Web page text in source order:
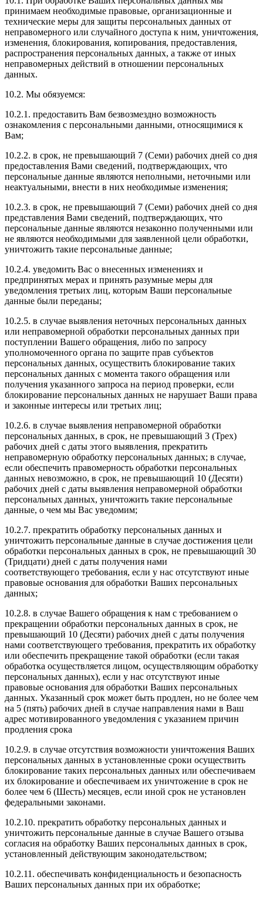
принимаем необходимые правовые, организационные и
технические меры для защиты персональных данных от
неправомерного или случайного доступа к ним, уничтожения,
изменения, блокирования, копирования, предоставления,
распространения персональных данных, а также от иных
неправомерных действий в отношении персональных
данных.
10.2. Мы обязуемся:
10.2.1. предоставить Вам безвозмездно возможность
ознакомления с персональными данными, относящимися к
Вам;
10.2.2. в срок, не превышающий 7 (Семи) рабочих дней со дня
предоставления Вами сведений, подтверждающих, что
персональные данные являются неполными, неточными или
неактуальными, внести в них необходимые изменения;
10.2.3. в срок, не превышающий 7 (Семи) рабочих дней со дня
представления Вами сведений, подтверждающих, что
персональные данные являются незаконно полученными или
не являются необходимыми для заявленной цели обработки,
уничтожить такие персональные данные;
10.2.4. уведомить Вас о внесенных изменениях и
предпринятых мерах и принять разумные меры для
уведомления третьих лиц, которым Ваши персональные
данные были переданы;
10.2.5. в случае выявления неточных персональных данных
или неправомерной обработки персональных данных при
поступлении Вашего обращения, либо по запросу
уполномоченного органа по защите прав субъектов
персональных данных, осуществить блокирование таких
персональных данных с момента такого обращения или
получения указанного запроса на период проверки, если
блокирование персональных данных не нарушает Ваши права
и законные интересы или третьих лиц;
10.2.6. в случае выявления неправомерной обработки
персональных данных, в срок, не превышающий 3 (Трех)
рабочих дней с даты этого выявления, прекратить
неправомерную обработку персональных данных; в случае,
если обеспечить правомерность обработки персональных
данных невозможно, в срок, не превышающий 10 (Десяти)
рабочих дней с даты выявления неправомерной обработки
персональных данных, уничтожить такие персональные
данные, о чем мы Вас уведомим;
10.2.7. прекратить обработку персональных данных и
уничтожить персональные данные в случае достижения цели
обработки персональных данных в срок, не превышающий 30
(Тридцати) дней с даты получения нами
соответствующего требования, если у нас отсутствуют иные
правовые основания для обработки Ваших персональных
данных;
10.2.8. в случае Вашего обращения к нам с требованием о
прекращении обработки персональных данных в срок, не
превышающий 10 (Десяти) рабочих дней с даты получения
нами соответствующего требования, прекратить их обработку
или обеспечить прекращение такой обработки (если такая
обработка осуществляется лицом, осуществляющим обработку
персональных данных), если у нас отсутствуют иные
правовые основания для обработки Ваших персональных
данных. Указанный срок может быть продлен, но не более чем
на 5 (пять) рабочих дней в случае направления нами в Ваш
адрес мотивированного уведомления с указанием причин
продления срока
10.2.9. в случае отсутствия возможности уничтожения Ваших
персональных данных в установленные сроки осуществить
блокирование таких персональных данных или обеспечиваем
их блокирование и обеспечиваем их уничтожение в срок не
более чем 6 (Шесть) месяцев, если иной срок не установлен
федеральными законами.
10.2.10. прекратить обработку персональных данных и
уничтожить персональные данные в случае Вашего отзыва
согласия на обработку Ваших персональных данных в срок,
установленный действующим законодательством;
10.2.11. обеспечивать конфиденциальность и безопасность
Ваших персональных данных при их обработке;